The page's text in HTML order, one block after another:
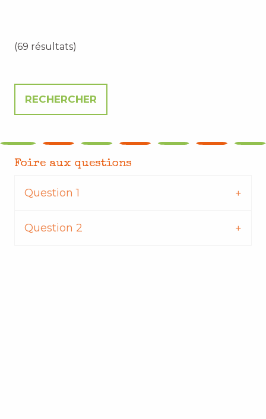
(69 résultats)
Foire aux questions
Question 1
Question 2